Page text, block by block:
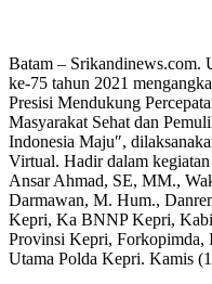
Batam – Srikandinews.com.
ke-75 tahun 2021
Presisi Mendukung
Masyarakat Sehat dan
Indonesia Maju″,
Virtual. Hadir dalam
Ansar Ahmad, SE, MM.,
Darmawan, M. Hum.,
Kepri, Ka BNNP Kepri,
Provinsi Kepri, Forkopimda,
Utama Polda Kepri. Kamis